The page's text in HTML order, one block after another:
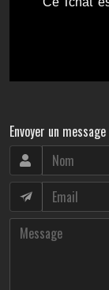
Envoyer un message